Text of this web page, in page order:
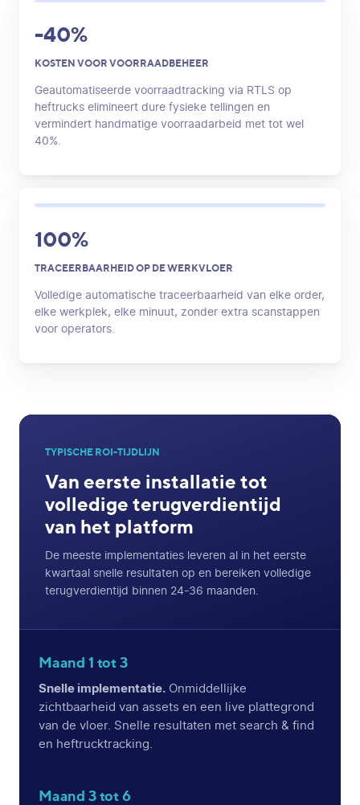
-40%
KOSTEN VOOR VOORRAADBEHEER
Geautomatiseerde voorraadtracking via RTLS op
heftrucks elimineert dure fysieke tellingen en
vermindert handmatige voorraadarbeid met tot wel
40%.
100%
TRACEERBAARHEID OP DE WERKVLOER
Volledige automatische traceerbaarheid van elke order,
elke werkplek, elke minuut, zonder extra scanstappen
voor operators.
TYPISCHE ROI-TIJDLIJN
Van eerste installatie tot
volledige terugverdientijd
van het platform
De meeste implementaties leveren al in het eerste
kwartaal snelle resultaten op en bereiken volledige
terugverdientijd binnen 24-36 maanden.
Maand 1 tot 3
Snelle implementatie. Onmiddellijke
zichtbaarheid van assets en een live plattegrond
van de vloer. Snelle resultaten met search & find
en heftrucktracking.
Maand 3 tot 6